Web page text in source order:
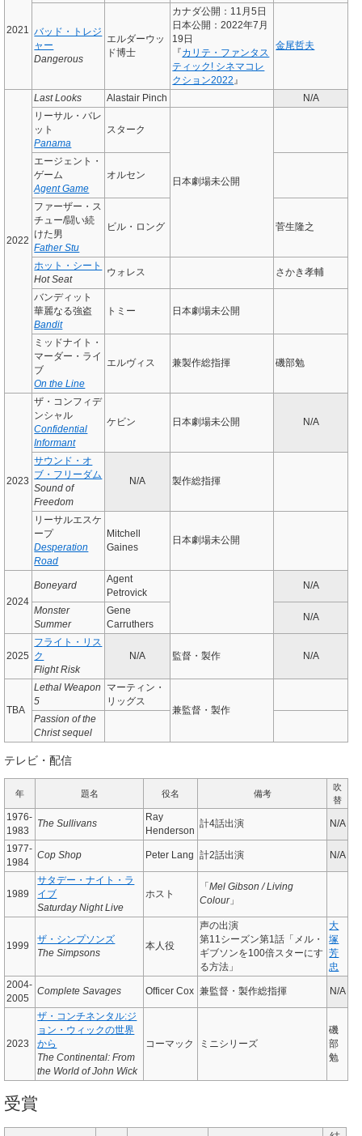
2021
バッド・トレジ
ャー
Dangerous
エルダーウッ
ド博士
カナダ公開：11月5日
日本公開：2022年7月
19日
『カリテ・ファンタス
ティック! シネマコレ
クション2022 』
金尾哲夫
2022
Last Looks Alastair Pinch
N/A
リーサル・バレ
ット
Panama
スターク
日本劇場未公開
エージェント・
ゲーム
Agent Game
オルセン
ファーザー・ス
チュー/闘い続
けた男
Father Stu
ビル・ロング 菅生隆之
ホット・シート
Hot Seat
ウォレス さかき孝輔
バンディット
華麗なる強盗
Bandit
トミー 日本劇場未公開
ミッドナイト・
マーダー・ライ
ブ
On the Line
エルヴィス 兼製作総指揮 磯部勉
2023
ザ・コンフィデ
ンシャル
Confidential
Informant
ケビン 日本劇場未公開 N/A
サウンド・オ
ブ・フリーダム
Sound of
Freedom
N/A 製作総指揮
リーサルエスケ
ープ
Desperation
Road
Mitchell
Gaines
日本劇場未公開
2024
Boneyard
Agent
Petrovick
N/A
Monster
Summer
Gene
Carruthers
N/A
2025
フライト・リス
ク
Flight Risk
N/A 監督・製作 N/A
TBA
Lethal Weapon
5
マーティン・
リッグス
兼監督・製作
Passion of the
Christ sequel
テレビ・配信
年 題名 役名 備考
吹
替
1976-
1983
The Sullivans
Ray
Henderson
計4話出演 N/A
1977-
1984
Cop Shop Peter Lang 計2話出演 N/A
1989
サタデー・ナイト・ラ
イブ
Saturday Night Live
ホスト
「Mel Gibson / Living
Colour」
1999
ザ・シンプソンズ
The Simpsons
本人役
声の出演
第11シーズン第1話「メル・
ギブソンを100倍スターにす
る方法」
大
塚
芳
忠
2004-
2005
Complete Savages Officer Cox 兼監督・製作総指揮 N/A
2023
ザ・コンチネンタル:ジ
ョン・ウィックの世界
から
The Continental: From
the World of John Wick
コーマック ミニシリーズ
磯
部
勉
受賞